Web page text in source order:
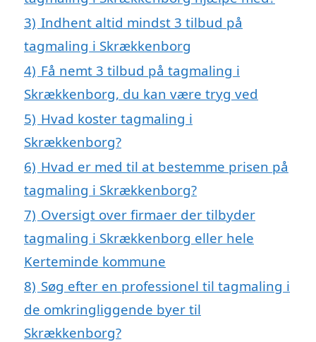
3) Indhent altid mindst 3 tilbud på
tagmaling i Skrækkenborg
4) Få nemt 3 tilbud på tagmaling i
Skrækkenborg, du kan være tryg ved
5) Hvad koster tagmaling i
Skrækkenborg?
6) Hvad er med til at bestemme prisen på
tagmaling i Skrækkenborg?
7) Oversigt over firmaer der tilbyder
tagmaling i Skrækkenborg eller hele
Kerteminde kommune
8) Søg efter en professionel til tagmaling i
de omkringliggende byer til
Skrækkenborg?